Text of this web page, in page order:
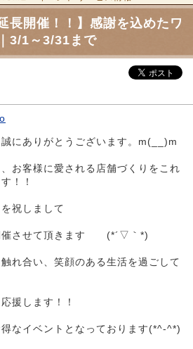
長開催！！】感謝を込めたワ
3/1～3/31まで
にありがとうございます。m(__)m
お客様に愛される店舗づくりをこれ
！！
祝しまして
催させて頂きます (*´▽｀*)
れ合い、笑顔のある生活を過ごして
援します！！
なイベントとなっております(*^-^*)